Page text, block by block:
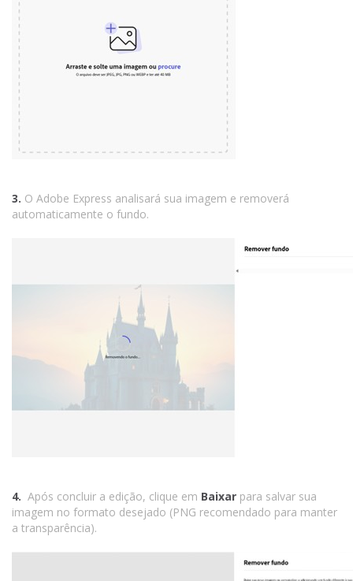
3. O Adobe Express analisará sua imagem e removerá
automaticamente o fundo.
4. Após concluir a edição, clique em Baixar para salvar sua
imagem no formato desejado (PNG recomendado para manter
a transparência).